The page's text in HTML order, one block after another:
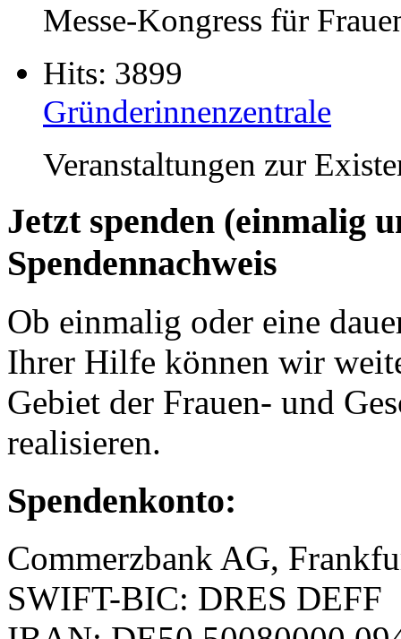
Messe-Kongress für
Hits: 3899
Gründerinnenzentrale
Veranstaltungen zur
Jetzt spenden (einmalig
Spendennachweis
Ob einmalig oder eine
Ihrer Hilfe können wir
Gebiet der Frauen- und
realisieren.
Spendenkonto:
Commerzbank AG,
SWIFT-BIC: DRES DEFF